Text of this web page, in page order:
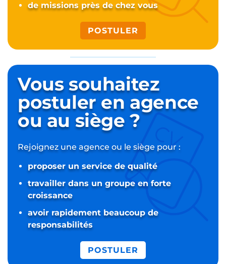
de missions près de chez vous
POSTULER
Vous souhaitez
postuleren agence
ou au siège ?
Rejoignez une agence ou le siège pour :
proposer un service de qualité
travailler dans un groupe en forte
croissance
avoir rapidement beaucoup de
responsabilités
POSTULER